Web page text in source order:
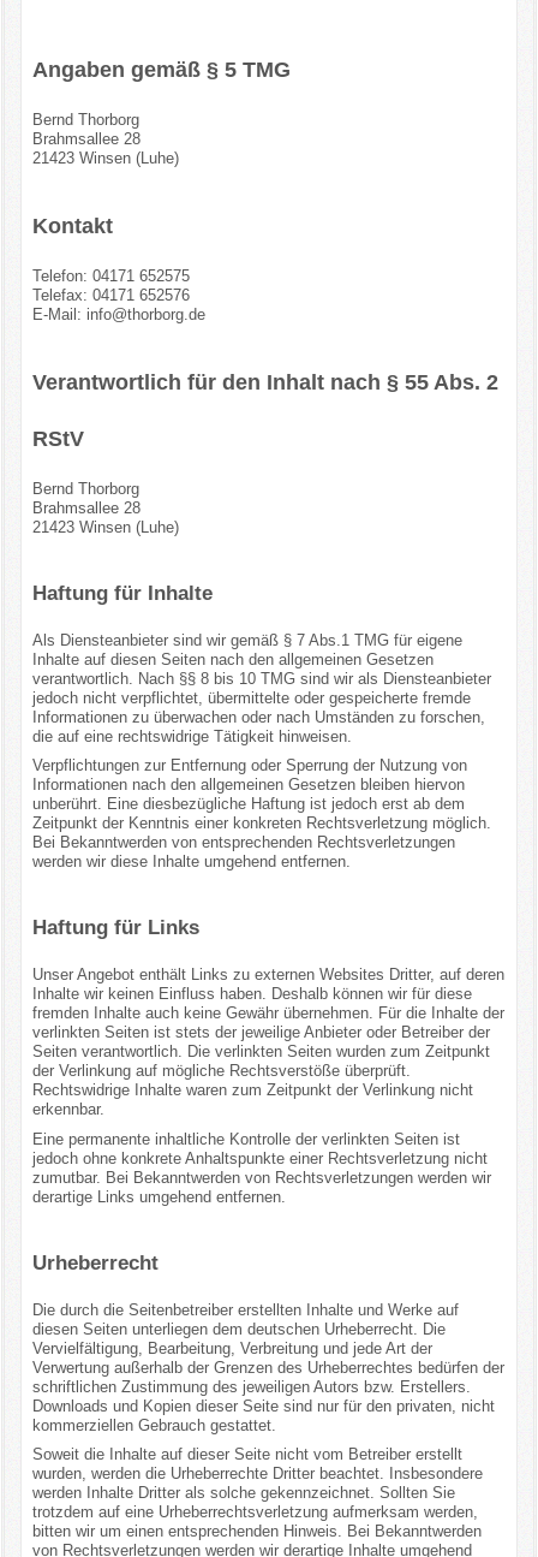
Angaben gemäß § 5 TMG
Bernd Thorborg
Brahmsallee 28
21423 Winsen (Luhe)
Kontakt
Telefon: 04171 652575
Telefax: 04171 652576
E-Mail: info@thorborg.de
Verantwortlich für den Inhalt nach § 55 Abs. 2
RStV
Bernd Thorborg
Brahmsallee 28
21423 Winsen (Luhe)
Haftung für Inhalte
Als Diensteanbieter sind wir gemäß § 7 Abs.1 TMG für eigene
Inhalte auf diesen Seiten nach den allgemeinen Gesetzen
verantwortlich. Nach §§ 8 bis 10 TMG sind wir als Diensteanbieter
jedoch nicht verpflichtet, übermittelte oder gespeicherte fremde
Informationen zu überwachen oder nach Umständen zu forschen,
die auf eine rechtswidrige Tätigkeit hinweisen.
Verpflichtungen zur Entfernung oder Sperrung der Nutzung von
Informationen nach den allgemeinen Gesetzen bleiben hiervon
unberührt. Eine diesbezügliche Haftung ist jedoch erst ab dem
Zeitpunkt der Kenntnis einer konkreten Rechtsverletzung möglich.
Bei Bekanntwerden von entsprechenden Rechtsverletzungen
werden wir diese Inhalte umgehend entfernen.
Haftung für Links
Unser Angebot enthält Links zu externen Websites Dritter, auf deren
Inhalte wir keinen Einfluss haben. Deshalb können wir für diese
fremden Inhalte auch keine Gewähr übernehmen. Für die Inhalte der
verlinkten Seiten ist stets der jeweilige Anbieter oder Betreiber der
Seiten verantwortlich. Die verlinkten Seiten wurden zum Zeitpunkt
der Verlinkung auf mögliche Rechtsverstöße überprüft.
Rechtswidrige Inhalte waren zum Zeitpunkt der Verlinkung nicht
erkennbar.
Eine permanente inhaltliche Kontrolle der verlinkten Seiten ist
jedoch ohne konkrete Anhaltspunkte einer Rechtsverletzung nicht
zumutbar. Bei Bekanntwerden von Rechtsverletzungen werden wir
derartige Links umgehend entfernen.
Urheberrecht
Die durch die Seitenbetreiber erstellten Inhalte und Werke auf
diesen Seiten unterliegen dem deutschen Urheberrecht. Die
Vervielfältigung, Bearbeitung, Verbreitung und jede Art der
Verwertung außerhalb der Grenzen des Urheberrechtes bedürfen der
schriftlichen Zustimmung des jeweiligen Autors bzw. Erstellers.
Downloads und Kopien dieser Seite sind nur für den privaten, nicht
kommerziellen Gebrauch gestattet.
Soweit die Inhalte auf dieser Seite nicht vom Betreiber erstellt
wurden, werden die Urheberrechte Dritter beachtet. Insbesondere
werden Inhalte Dritter als solche gekennzeichnet. Sollten Sie
trotzdem auf eine Urheberrechtsverletzung aufmerksam werden,
bitten wir um einen entsprechenden Hinweis. Bei Bekanntwerden
von Rechtsverletzungen werden wir derartige Inhalte umgehend